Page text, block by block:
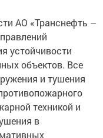
АО «Транснефть –
устойчивости
объектов. Все
и тушения
техникой и
в